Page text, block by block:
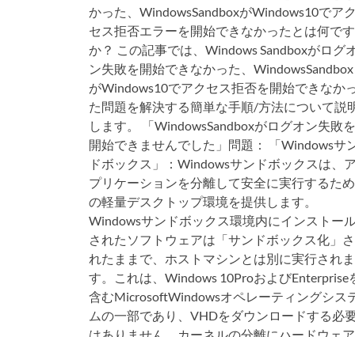
かった、WindowsSandboxがWindows10でアク
セス拒否エラーを開始できなかったとは何です
か？ この記事では、Windows Sandboxがログ
ン失敗を開始できなかった、WindowsSandbox
がWindows10でアクセス拒否を開始できなか
た問題を解決する簡単な手順/方法について説
します。 「WindowsSandboxがログオン失敗を
開始できませんでした」問題： 「Windowsサ
ドボックス」：Windowsサンドボックスは、ア
プリケーションを分離して安全に実行するため
の軽量デスクトップ環境を提供します。
Windowsサンドボックス環境内にインストー
されたソフトウェアは「サンドボックス化」さ
れたままで、ホストマシンとは別に実行されま
す。これは、Windows 10ProおよびEnterprise
含むMicrosoftWindowsオペレーティングシス
ムの一部であり、VHDをダウンロードする必